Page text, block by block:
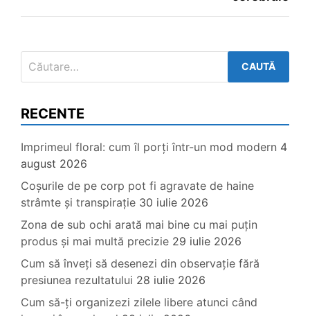
articole
după:
RECENTE
Imprimeul floral: cum îl porți într-un mod modern 4
august 2026
Coșurile de pe corp pot fi agravate de haine
strâmte și transpirație 30 iulie 2026
Zona de sub ochi arată mai bine cu mai puțin
produs și mai multă precizie 29 iulie 2026
Cum să înveți să desenezi din observație fără
presiunea rezultatului 28 iulie 2026
Cum să-ți organizezi zilele libere atunci când